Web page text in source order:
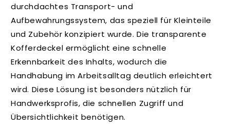
a
p
p
b
a
r
e
r
durchdachtes Transport- und
Aufbewahrungssystem, das speziell für Kleinteile
und Zubehör konzipiert wurde. Die transparente
Kofferdeckel ermöglicht eine schnelle
Erkennbarkeit des Inhalts, wodurch die
Handhabung im Arbeitsalltag deutlich erleichtert
wird. Diese Lösung ist besonders nützlich für
Handwerksprofis, die schnellen Zugriff und
Übersichtlichkeit benötigen.